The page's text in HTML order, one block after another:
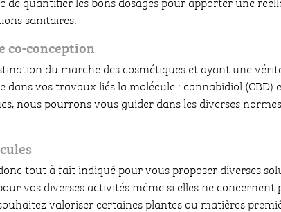
sanitaires.
co-conception
du marche des cosmétiques et ayant une
vos travaux liés la molécule : cannabidiol
nous pourrons vous guider dans les diverses
tout à fait indiqué pour vous proposer diverses
vos diverses activités même si elles ne
valoriser certaines plantes ou matières